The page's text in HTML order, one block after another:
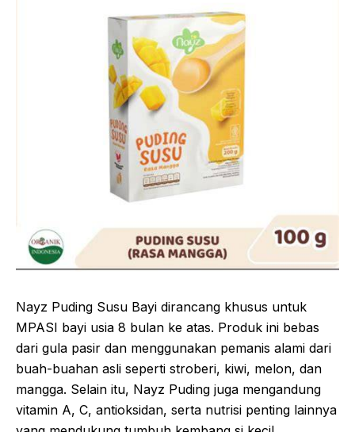
Nayz Puding Susu Bayi dirancang khusus untuk
MPASI bayi usia 8 bulan ke atas. Produk ini bebas
dari gula pasir dan menggunakan pemanis alami dari
buah-buahan asli seperti stroberi, kiwi, melon, dan
mangga. Selain itu, Nayz Puding juga mengandung
vitamin A, C, antioksidan, serta nutrisi penting lainnya